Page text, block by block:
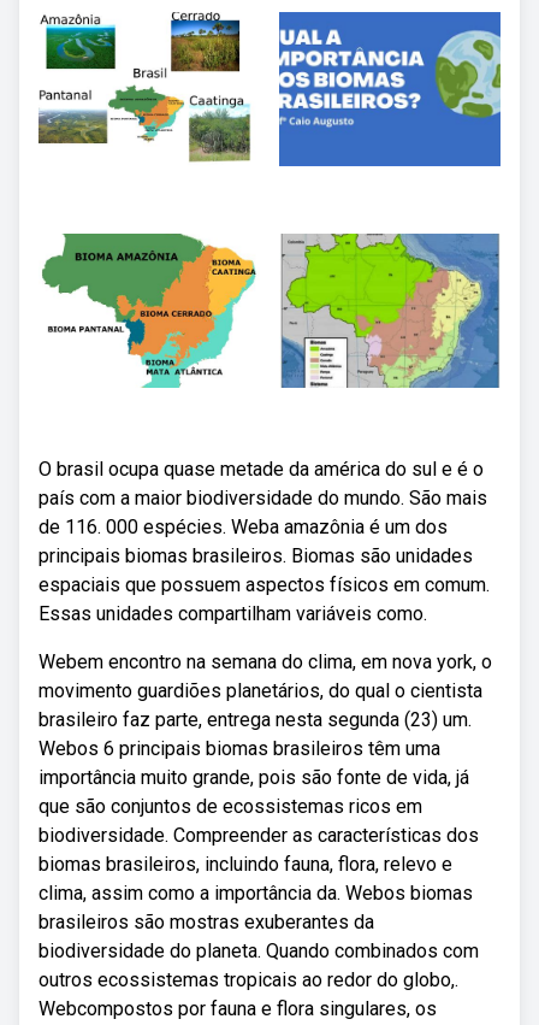
O brasil ocupa quase metade da américa do sul e é o
país com a maior biodiversidade do mundo. São mais
de 116. 000 espécies. Weba amazônia é um dos
principais biomas brasileiros. Biomas são unidades
espaciais que possuem aspectos físicos em comum.
Essas unidades compartilham variáveis como.
Webem encontro na semana do clima, em nova york, o
movimento guardiões planetários, do qual o cientista
brasileiro faz parte, entrega nesta segunda (23) um.
Webos 6 principais biomas brasileiros têm uma
importância muito grande, pois são fonte de vida, já
que são conjuntos de ecossistemas ricos em
biodiversidade. Compreender as características dos
biomas brasileiros, incluindo fauna, flora, relevo e
clima, assim como a importância da. Webos biomas
brasileiros são mostras exuberantes da
biodiversidade do planeta. Quando combinados com
outros ecossistemas tropicais ao redor do globo,.
Webcompostos por fauna e flora singulares, os